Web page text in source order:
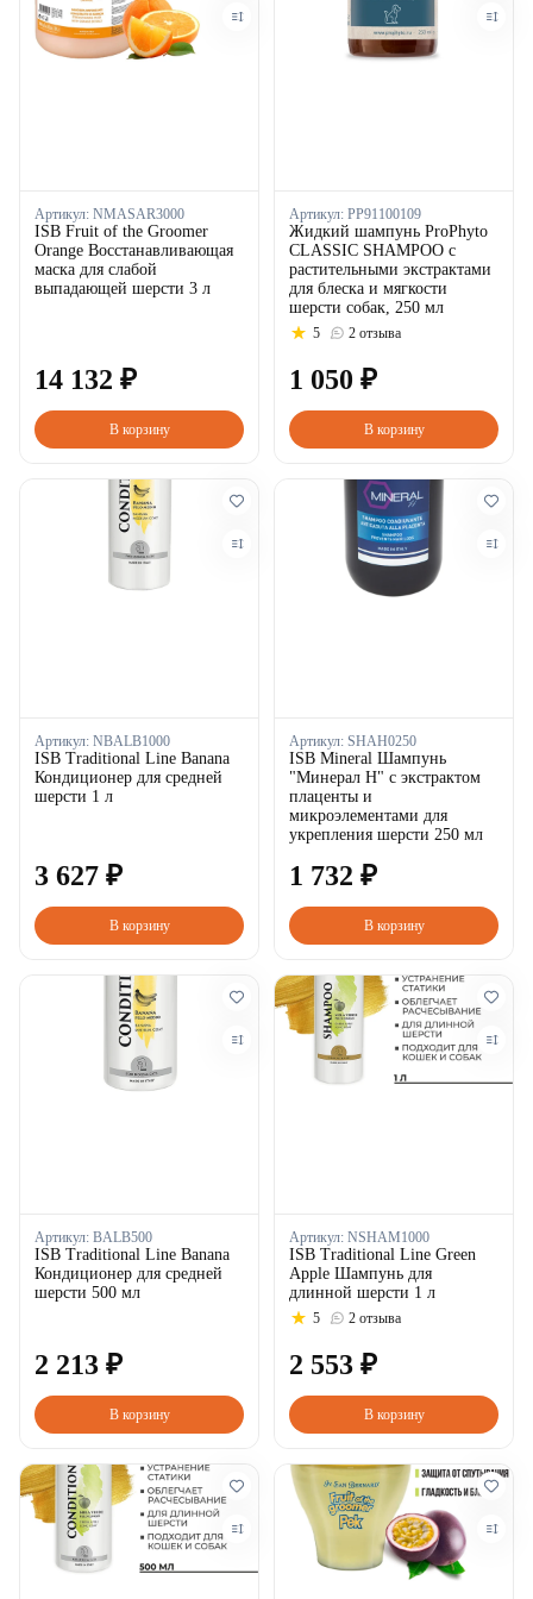
Артикул: NMASAR3000
ISB Fruit of the Groomer
Orange Восстанавливающая
маска для слабой
выпадающей шерсти 3 л
14 132 ₽
В корзину
Артикул: PP91100109
Жидкий шампунь ProPhyto
CLASSIC SHAMPOO с
растительными экстрактами
для блеска и мягкости
шерсти собак, 250 мл
5 2 отзыва
1 050 ₽
В корзину
Артикул: NBALB1000
ISB Traditional Line Banana
Кондиционер для средней
шерсти 1 л
3 627 ₽
В корзину
Артикул: SHAH0250
ISB Mineral Шампунь
"Минерал Н" с экстрактом
плаценты и
микроэлементами для
укрепления шерсти 250 мл
1 732 ₽
В корзину
Артикул: BALB500
ISB Traditional Line Banana
Кондиционер для средней
шерсти 500 мл
2 213 ₽
В корзину
Артикул: NSHAM1000
ISB Traditional Line Green
Apple Шампунь для
длинной шерсти 1 л
5 2 отзыва
2 553 ₽
В корзину